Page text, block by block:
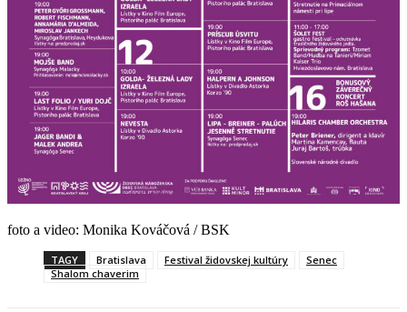
foto a video: Monika Kováčová / BSK
TAGY Bratislava Festival židovskej kultúry
Senec
Shalom chaverim